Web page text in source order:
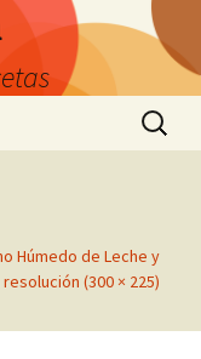
Buscar:
Húmedo de Leche y
resolución (300 × 225)